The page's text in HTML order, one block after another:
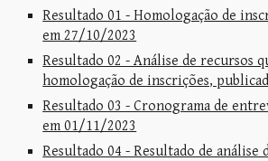
Resultado 01 - Homologação de
em 27/10/2023
Resultado 02 - Análise de recursos
homologação de inscrições,
Resultado 03 - Cronograma de
em 01/11/2023
Resultado 04 - Resultado de análise